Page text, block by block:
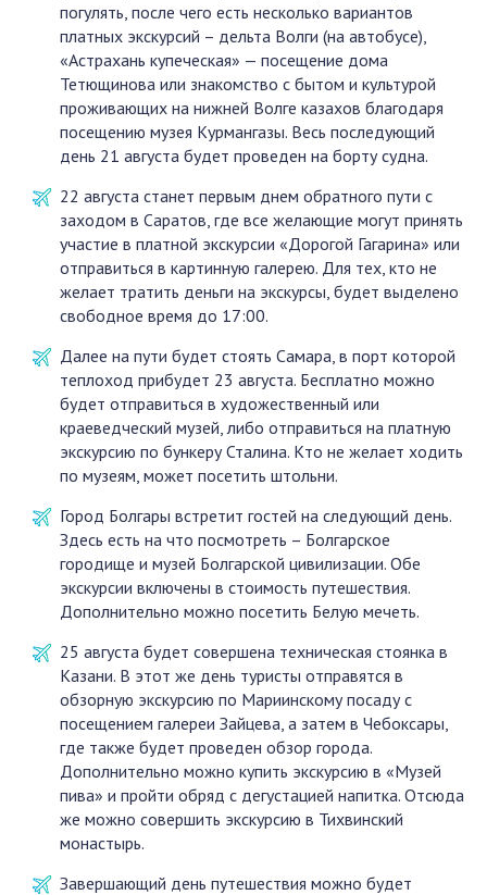
погулять, после чего есть несколько вариантов
платных экскурсий – дельта Волги (на автобусе),
«Астрахань купеческая» — посещение дома
Тетющинова или знакомство с бытом и культурой
проживающих на нижней Волге казахов благодаря
посещению музея Курмангазы. Весь последующий
день 21 августа будет проведен на борту судна.
22 августа станет первым днем обратного пути с
заходом в Саратов, где все желающие могут принять
участие в платной экскурсии «Дорогой Гагарина» или
отправиться в картинную галерею. Для тех, кто не
желает тратить деньги на экскурсы, будет выделено
свободное время до 17:00.
Далее на пути будет стоять Самара, в порт которой
теплоход прибудет 23 августа. Бесплатно можно
будет отправиться в художественный или
краеведческий музей, либо отправиться на платную
экскурсию по бункеру Сталина. Кто не желает ходить
по музеям, может посетить штольни.
Город Болгары встретит гостей на следующий день.
Здесь есть на что посмотреть – Болгарское
городище и музей Болгарской цивилизации. Обе
экскурсии включены в стоимость путешествия.
Дополнительно можно посетить Белую мечеть.
25 августа будет совершена техническая стоянка в
Казани. В этот же день туристы отправятся в
обзорную экскурсию по Мариинскому посаду с
посещением галереи Зайцева, а затем в Чебоксары,
где также будет проведен обзор города.
Дополнительно можно купить экскурсию в «Музей
пива» и пройти обряд с дегустацией напитка. Отсюда
же можно совершить экскурсию в Тихвинский
монастырь.
Завершающий день путешествия можно будет